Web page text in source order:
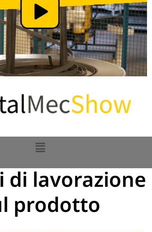
Flyout
Menu
DG
di lavorazione
prodotto